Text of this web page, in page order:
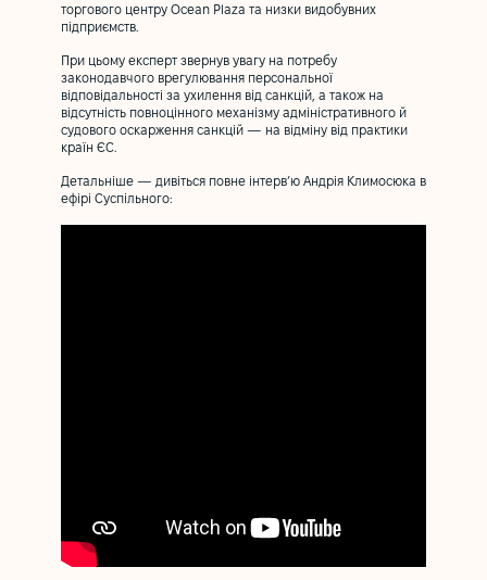
торгового центру Ocean Plaza та низки видобувних
підприємств.
При цьому експерт звернув увагу на потребу
законодавчого врегулювання персональної
відповідальності за ухилення від санкцій, а також на
відсутність повноцінного механізму адміністративного й
судового оскарження санкцій — на відміну від практики
країн ЄС.
Детальніше — дивіться повне інтерв’ю Андрія Климосюка в
ефірі Суспільного: